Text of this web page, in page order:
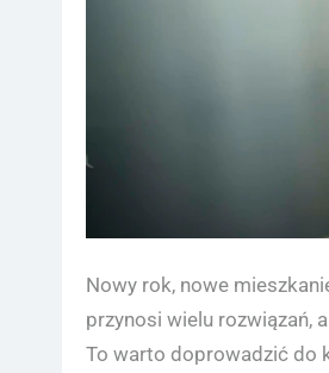
Nowy rok, nowe
przynosi wielu rozwiązań,
To warto doprowadzić do